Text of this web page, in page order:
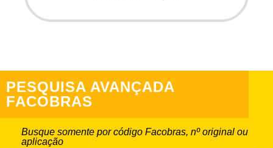
Aplicação:
PESQUISA AVANÇADA
FACOBRAS
Busque somente por código Facobras, nº original ou
aplicação